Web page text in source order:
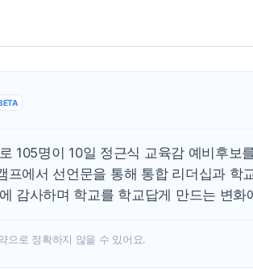
[사진]
뉴욕증
트럼프
李 "해
李 대통
트럼프,
[사진] 빈
105명이 10일 정근식 교육감 예비후보
프에서 선언문을 통해 통합 리더십과 학
감사하며 학교를 학교답게 만드는 변
으로 정확하지 않을 수 있어요.